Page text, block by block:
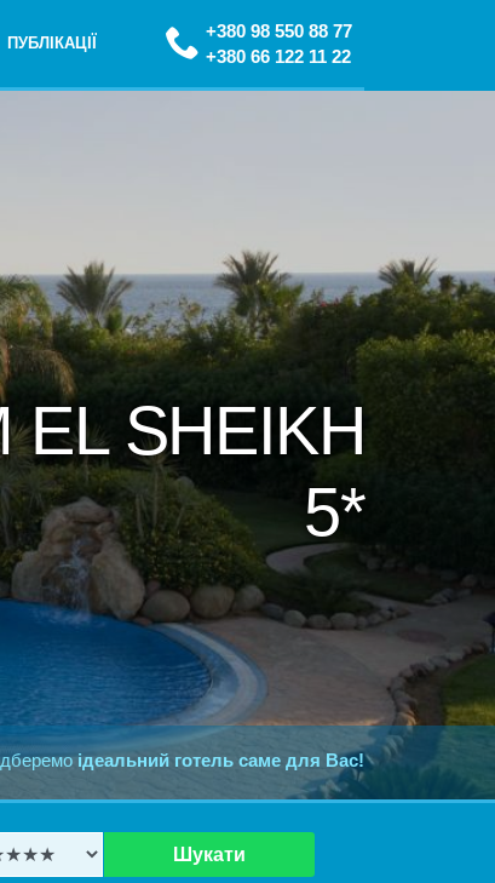
+380 98 550 88 77
+380 66 122 11 22
ПУБЛІКАЦІЇ
EL SHEIKH
5*
ідеальний готель саме для Вас!
Шукати